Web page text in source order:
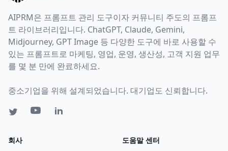
AIPRM은 프롬프트 관리 도구이자 커뮤니티 주도의 프롬프
트 라이브러리입니다. ChatGPT, Claude, Gemini,
Midjourney, GPT Image 등 다양한 도구에 바로 사용할 수
있는 프롬프트로 마케팅, 영업, 운영, 생산성, 고객 지원 업무
를 몇 분 만에 완료하세요.
중소기업을 위해 설계되었습니다. 대기업도 신뢰합니다.
회사 도움말 센터